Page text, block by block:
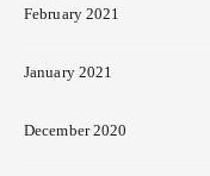
February 2021
January 2021
December 2020